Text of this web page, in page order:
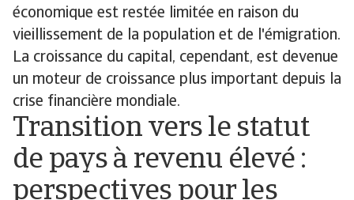
économique est restée limitée en raison du
vieillissement de la population et de l'émigration.
La croissance du capital, cependant, est devenue
un moteur de croissance plus important depuis la
crise financière mondiale.
Transition vers le statut
de pays à revenu élevé :
perspectives pour les